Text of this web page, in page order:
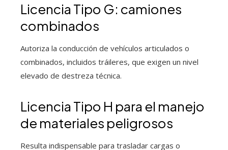
Licencia Tipo G: camiones
combinados
Autoriza la conducción de vehículos articulados o
combinados, incluidos tráileres, que exigen un nivel
elevado de destreza técnica.
Licencia Tipo H para el manejo
de materiales peligrosos
Resulta indispensable para trasladar cargas o